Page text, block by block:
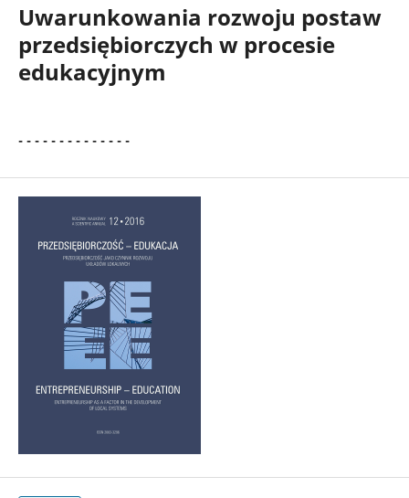
Uwarunkowania rozwoju postaw
przedsiębiorczych w procesie
edukacyjnym
- - - - - - - - - - - - - -